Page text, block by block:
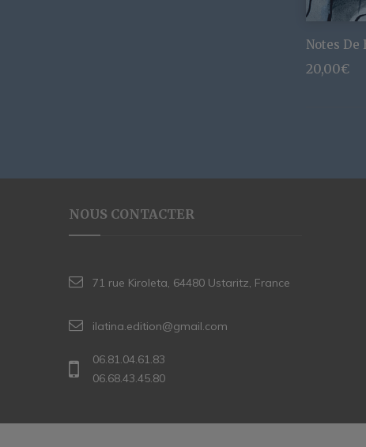
Notes De
20,00€
NOUS CONTACTER
71 rue Kiroleta, 64480 Ustaritz, France
ilatina.edition@gmail.com
06.81.04.61.83
06.68.43.45.80